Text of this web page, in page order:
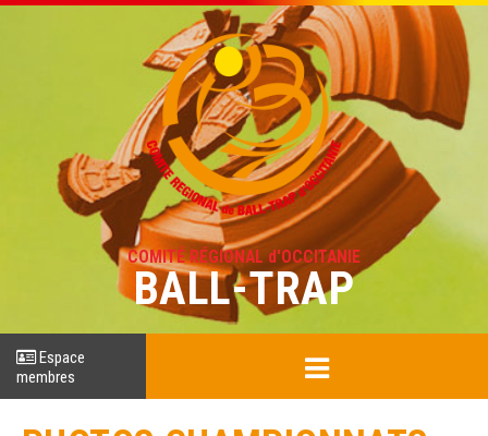
COMITÉ RÉGIONAL d'OCCITANIE
BALL-TRAP
Espace
membres